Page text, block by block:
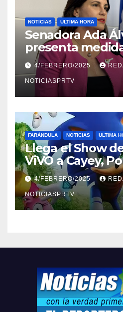
NOTICIAS ULTIMA HORA
Senadora Ada
presenta
violencia en el
4/FEBRERO/2025
NOTICIASPRTV
FARÁNDULA NOTICIAS ULTIMA
Llega el Show
ViVO a Cayey,
Barceloneta y
Relojes gratis
compre ahora….
4/FEBRERO/2025
NOTICIASPRTV